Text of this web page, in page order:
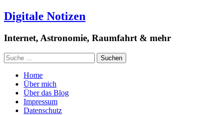
Digitale Notizen
Internet, Astronomie, Raumfahrt & mehr
Home
Über mich
Über das Blog
Impressum
Datenschutz